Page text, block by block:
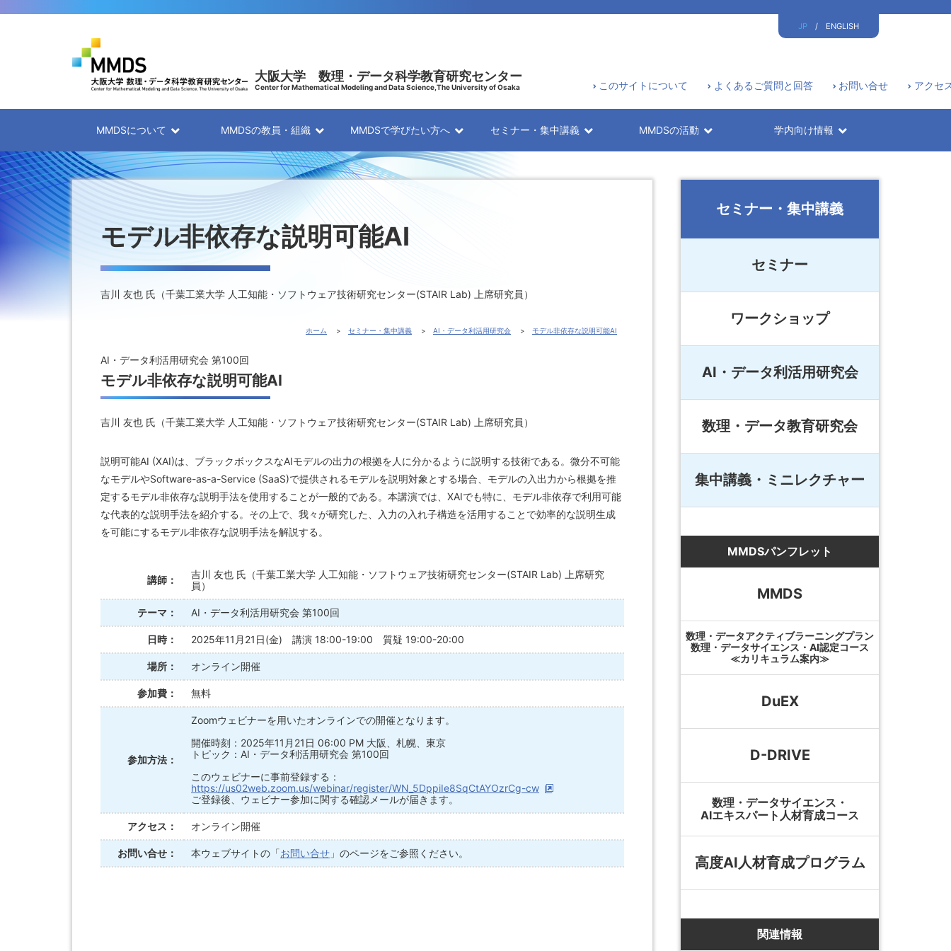
JP / ENGLISH
大阪大学 数理・データ科学教育研究センター
Center for Mathematical Modeling and Data Science,The University of Osaka このサイトについて よくあるご質問と回答 お問い合せ アクセ
MMDSについて MMDSの教員・組織 MMDSで学びたい方へ セミナー・集中講義 MMDSの活動 学内向け情報
モデル非依存な説明可能AI
吉川 友也 氏（千葉工業大学 人工知能・ソフトウェア技術研究センター(STAIR Lab) 上席研究員）
ホーム セミナー・集中講義 AI・データ利活用研究会 モデル非依存な説明可能AI
AI・データ利活用研究会 第100回
モデル非依存な説明可能AI
吉川 友也 氏（千葉工業大学 人工知能・ソフトウェア技術研究センター(STAIR Lab) 上席研究員）
説明可能AI (XAI)は、ブラックボックスなAIモデルの出力の根拠を人に分かるように説明する技術である。微分不可能
なモデルやSoftware-as-a-Service (SaaS)で提供されるモデルを説明対象とする場合、モデルの入出力から根拠を推
定するモデル非依存な説明手法を使用することが一般的である。本講演では、XAIでも特に、モデル非依存で利用可能
な代表的な説明手法を紹介する。その上で、我々が研究した、入力の入れ子構造を活用することで効率的な説明生成
を可能にするモデル非依存な説明手法を解説する。
講師：
吉川 友也 氏（千葉工業大学 人工知能・ソフトウェア技術研究センター(STAIR Lab) 上席研究
員）
テーマ： AI・データ利活用研究会 第100回
日時： 2025年11月21日(金) 講演 18:00-19:00 質疑 19:00-20:00
場所： オンライン開催
参加費： 無料
参加方法：
Zoomウェビナーを用いたオンラインでの開催となります。
開催時刻：2025年11月21日 06:00 PM 大阪、札幌、東京
トピック：AI・データ利活用研究会 第100回
このウェビナーに事前登録する：
https://us02web.zoom.us/webinar/register/WN_5DppiIe8SqCtAYOzrCg-cw
ご登録後、ウェビナー参加に関する確認メールが届きます。
アクセス： オンライン開催
お問い合せ： 本ウェブサイトの「お問い合せ 」のページをご参照ください。
セミナー・集中講義
セミナー
ワークショップ
AI・データ利活用研究会
数理・データ教育研究会
集中講義・ミニレクチャー
MMDSパンフレット
MMDS
数理・データアクティブラーニングプラン
数理・データサイエンス・AI認定コース
≪カリキュラム案内≫
DuEX
D-DRIVE
数理・データサイエンス・
AIエキスパート人材育成コース
高度AI人材育成プログラム
関連情報